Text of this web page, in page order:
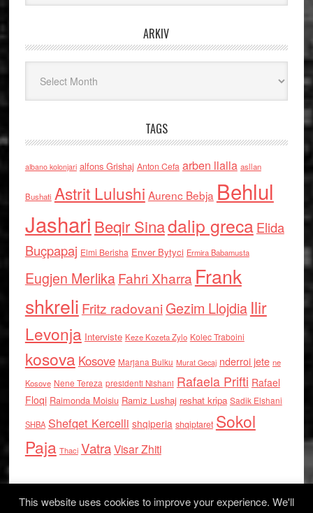
ARKIV
TAGS
albano kolonjari alfons Grishaj Anton Cefa arben llalla asllan
Bushati Astrit Lulushi Aurenc Bebja Behlul
Jashari Beqir Sinadalip grecaElida
Buçpapaj Elmi Berisha Enver Bytyci Ermira Babamusta
Eugjen MerlikaFahri Xharra Frank
shkreli Fritz radovaniGezim Llojdia Ilir
Levonja Interviste Keze Kozeta Zylo Kolec Traboini
kosova Kosove Marjana Bulku Murat Gecaj nderroi jete ne
Kosove Nene Tereza presidenti Nishani Rafaela Prifti Rafael
Floqi Raimonda Moisiu Ramiz Lushaj reshat kripa Sadik Elshani
SHBA Shefqet Kercelli shqiperia shqiptaret Sokol
Paja Thaci VatraVisar Zhiti
This website uses cookies to improve your experience. We'll